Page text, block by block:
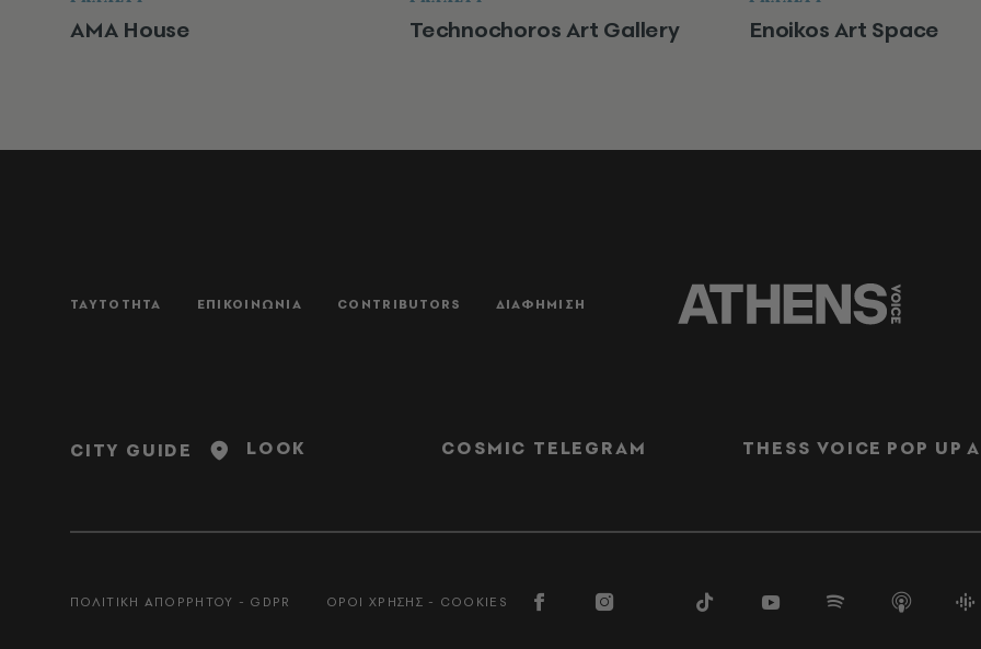
ΑΜΑ Ηouse Technochoros Art Gallery Enoikos Art Space
ΤΑΥΤΟΤΗΤΑ ΕΠΙΚΟΙΝΩΝΙΑ CONTRIBUTORS ΔΙΑΦΗΜΙΣΗ
CITY GUIDE LOOK COSMIC TELEGRAM THESS VOICE POP UP
ΠΟΛΙΤΙΚΗ ΑΠΟΡΡΗΤΟΥ - GDPR ΟΡΟΙ ΧΡΗΣΗΣ - COOKIES